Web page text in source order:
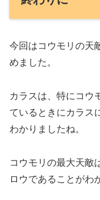
今回はコウモリの天
めました。
カラスは、特にコウ
ているときにカラス
わかりましたね。
コウモリの最大天敵
ロウであることがわ